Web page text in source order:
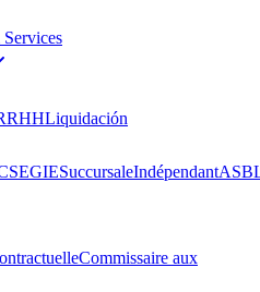
Liquidación
SEGIESuccursaleIndépendant
Commissaire aux